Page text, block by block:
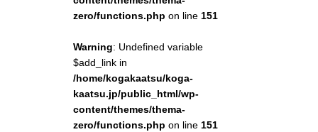
zero/functions.php on line 151
Warning: Undefined variable
$add_link in
/home/kogakaatsu/koga-
kaatsu.jp/public_html/wp-
content/themes/thema-
zero/functions.php on line 151